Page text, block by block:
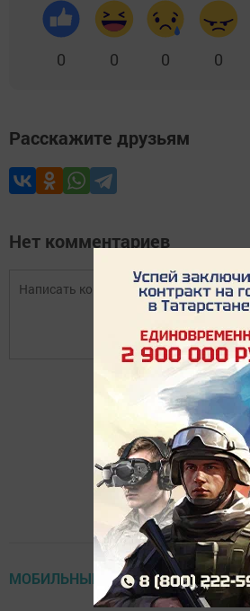
0 0 0 0
Расскажите друзьям
Нет комментариев
Авторизоваться
МОБИЛЬНЫЙ РЕПОРТЕР